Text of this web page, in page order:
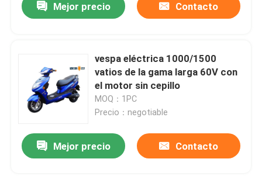
Mejor precio Contacto
vespa eléctrica 1000/1500
vatios de la gama larga 60V con
el motor sin cepillo
MOQ：1PC
Precio：negotiable
Mejor precio Contacto